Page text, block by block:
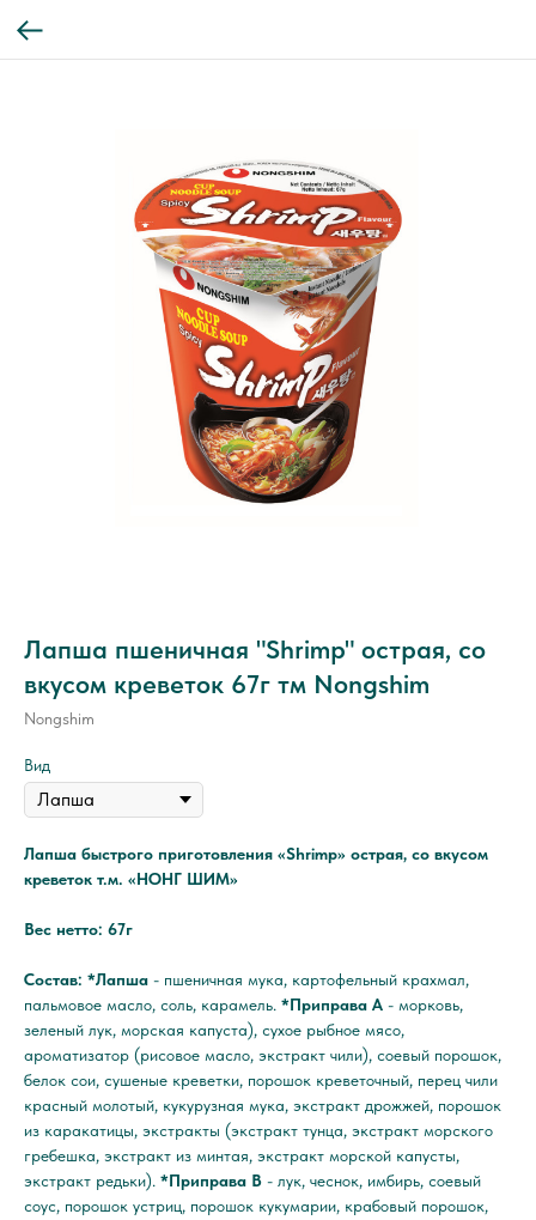
Лапша пшеничная "Shrimp" острая, со
вкусом креветок 67г тм Nongshim
Nongshim
Вид
Лапша быстрого приготовления «Shrimp» острая, со вкусом
креветок т.м. «НОНГ ШИМ»
Вес нетто: 67г
Состав: *Лапша - пшеничная мука, картофельный крахмал,
пальмовое масло, соль, карамель. *Приправа А - морковь,
зеленый лук, морская капуста), сухое рыбное мясо,
ароматизатор (рисовое масло, экстракт чили), соевый порошок,
белок сои, сушеные креветки, порошок креветочный, перец чили
красный молотый, кукурузная мука, экстракт дрожжей, порошок
из каракатицы, экстракты (экстракт тунца, экстракт морского
гребешка, экстракт из минтая, экстракт морской капусты,
экстракт редьки). *Приправа В - лук, чеснок, имбирь, соевый
соус, порошок устриц, порошок кукумарии, крабовый порошок,